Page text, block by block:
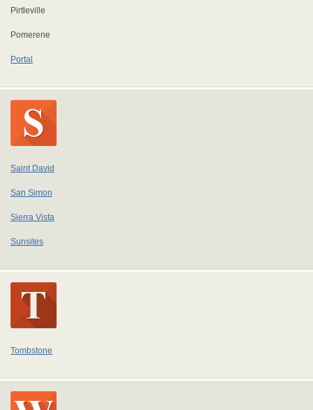
Pirtleville
Pomerene
Portal
Saint David
San Simon
Sierra Vista
Sunsites
Tombstone